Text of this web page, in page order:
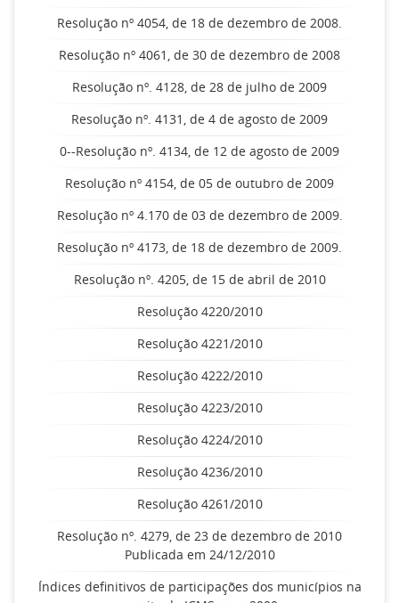
Resolução nº 4054, de 18 de dezembro de 2008.
Resolução nº 4061, de 30 de dezembro de 2008
Resolução nº. 4128, de 28 de julho de 2009
Resolução nº. 4131, de 4 de agosto de 2009
0--Resolução nº. 4134, de 12 de agosto de 2009
Resolução nº 4154, de 05 de outubro de 2009
Resolução nº 4.170 de 03 de dezembro de 2009.
Resolução nº 4173, de 18 de dezembro de 2009.
Resolução nº. 4205, de 15 de abril de 2010
Resolução 4220/2010
Resolução 4221/2010
Resolução 4222/2010
Resolução 4223/2010
Resolução 4224/2010
Resolução 4236/2010
Resolução 4261/2010
Resolução nº. 4279, de 23 de dezembro de 2010
Publicada em 24/12/2010
Índices definitivos de participações dos municípios na